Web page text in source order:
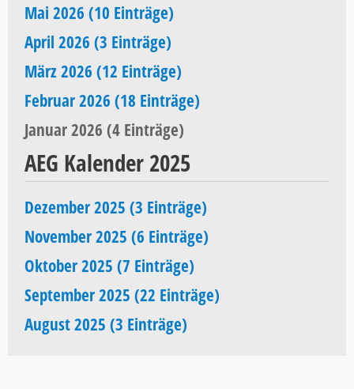
Mai 2026 (10 Einträge)
April 2026 (3 Einträge)
März 2026 (12 Einträge)
Februar 2026 (18 Einträge)
Januar 2026 (4 Einträge)
AEG Kalender 2025
Dezember 2025 (3 Einträge)
November 2025 (6 Einträge)
Oktober 2025 (7 Einträge)
September 2025 (22 Einträge)
August 2025 (3 Einträge)